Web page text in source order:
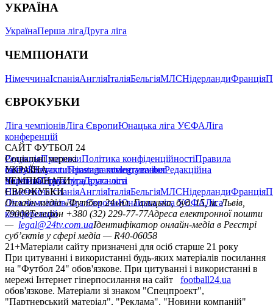
УКРАЇНА
УкраїнаПерша лігаДруга ліга
ЧЕМПІОНАТИ
НімеччинаІспаніяАнгліяІталіяБельгіяМЛСНідерландиФранція
ЄВРОКУБКИ
Ліга чемпіонівЛіга ЄвропиЮнацька ліга УЄФАЛіга
конференцій
САЙТ ФУТБОЛ 24
РедакціяПрогнозиПолітика конфіденційностіПравила
сайтуКонтактиПравила коментуванняРедакційна
політикаСтруктура власності
Соціальні мережі
facebookxyoutubeinstagramtelegramviber
УКРАЇНА
УкраїнаПерша лігаДруга ліга
ЧЕМПІОНАТИ
НімеччинаІспаніяАнгліяІталіяБельгіяМЛСНідерландиФранція
ЄВРОКУБКИ
Ліга чемпіонівЛіга ЄвропиЮнацька ліга УЄФАЛіга
конференцій
Онлайн-медіа «Футбол 24»пл. Галицька, буд. 15, м. Львів,
79008Телефон +380 (32) 229-77-77Адреса електронної пошти
— legal@24tv.com.uaІдентифікатор онлайн-медіа в Реєстрі
суб’єктів у сфері медіа — R40-06058
21+Матеріали сайту призначені для осіб старше 21 року
При цитуванні і використанні будь-яких матеріалів посилання
на "Футбол 24" обов'язкове. При цитуванні і використанні в
мережі Інтернет гіперпосилання на сайт
football24.ua
обов'язкове. Матеріали зі знаком "Спецпроект",
"Партнерський матеріал", "Реклама", "Новини компаній"